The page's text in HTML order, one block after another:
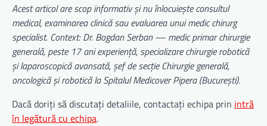
Acest articol are scop informativ și nu înlocuiește consultul
medical, examinarea clinică sau evaluarea unui medic chirurg
specialist. Context: Dr. Bogdan Serban — medic primar chirurgie
generală, peste 17 ani experiență, specializare chirurgie robotică
și laparoscopică avansată, șef de secție Chirurgie generală,
oncologică și robotică la Spitalul Medicover Pipera (București).
Dacă doriți să discutați detaliile, contactați echipa prin intră
în legătură cu echipa.